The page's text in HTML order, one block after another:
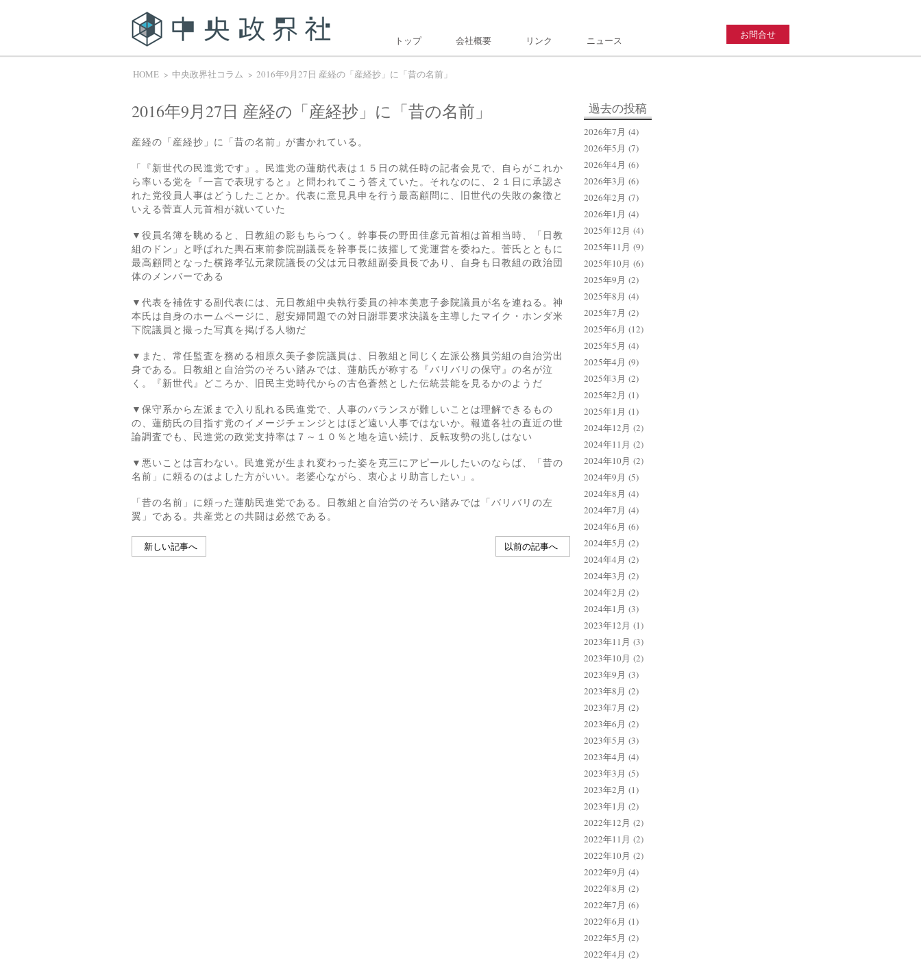
トップ 会社概要 リンク ニュース お問合せ
HOME 中央政界社コラム 2016年9月27日 産経の「産経抄」に「昔の名前」
2016年9月27日 産経の「産経抄」に「昔の名前」
産経の「産経抄」に「昔の名前」が書かれている。
「『新世代の民進党です』。民進党の蓮舫代表は１５日の就任時の記者会見で、自らがこれか
ら率いる党を『一言で表現すると』と問われてこう答えていた。それなのに、２１日に承認さ
れた党役員人事はどうしたことか。代表に意見具申を行う最高顧問に、旧世代の失敗の象徴と
いえる菅直人元首相が就いていた
▼役員名簿を眺めると、日教組の影もちらつく。幹事長の野田佳彦元首相は首相当時、「日教
組のドン」と呼ばれた輿石東前参院副議長を幹事長に抜擢して党運営を委ねた。菅氏とともに
最高顧問となった横路孝弘元衆院議長の父は元日教組副委員長であり、自身も日教組の政治団
体のメンバーである
▼代表を補佐する副代表には、元日教組中央執行委員の神本美恵子参院議員が名を連ねる。神
本氏は自身のホームページに、慰安婦問題での対日謝罪要求決議を主導したマイク・ホンダ米
下院議員と撮った写真を掲げる人物だ
▼また、常任監査を務める相原久美子参院議員は、日教組と同じく左派公務員労組の自治労出
身である。日教組と自治労のそろい踏みでは、蓮舫氏が称する『バリバリの保守』の名が泣
く。『新世代』どころか、旧民主党時代からの古色蒼然とした伝統芸能を見るかのようだ
▼保守系から左派まで入り乱れる民進党で、人事のバランスが難しいことは理解できるもの
の、蓮舫氏の目指す党のイメージチェンジとはほど遠い人事ではないか。報道各社の直近の世
論調査でも、民進党の政党支持率は７～１０％と地を這い続け、反転攻勢の兆しはない
▼悪いことは言わない。民進党が生まれ変わった姿を克三にアピールしたいのならば、「昔の
名前」に頼るのはよした方がいい。老婆心ながら、衷心より助言したい」。
「昔の名前」に頼った蓮舫民進党である。日教組と自治労のそろい踏みでは「バリバリの左
翼」である。共産党との共闘は必然である。
新しい記事へ 以前の記事へ
過去の投稿
2026年7月 (4)
2026年5月 (7)
2026年4月 (6)
2026年3月 (6)
2026年2月 (7)
2026年1月 (4)
2025年12月 (4)
2025年11月 (9)
2025年10月 (6)
2025年9月 (2)
2025年8月 (4)
2025年7月 (2)
2025年6月 (12)
2025年5月 (4)
2025年4月 (9)
2025年3月 (2)
2025年2月 (1)
2025年1月 (1)
2024年12月 (2)
2024年11月 (2)
2024年10月 (2)
2024年9月 (5)
2024年8月 (4)
2024年7月 (4)
2024年6月 (6)
2024年5月 (2)
2024年4月 (2)
2024年3月 (2)
2024年2月 (2)
2024年1月 (3)
2023年12月 (1)
2023年11月 (3)
2023年10月 (2)
2023年9月 (3)
2023年8月 (2)
2023年7月 (2)
2023年6月 (2)
2023年5月 (3)
2023年4月 (4)
2023年3月 (5)
2023年2月 (1)
2023年1月 (2)
2022年12月 (2)
2022年11月 (2)
2022年10月 (2)
2022年9月 (4)
2022年8月 (2)
2022年7月 (6)
2022年6月 (1)
2022年5月 (2)
2022年4月 (2)